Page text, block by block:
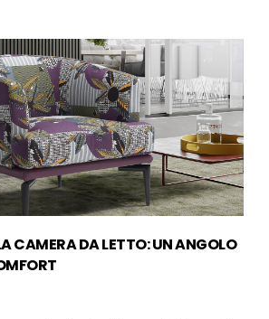
CAMERA DA LETTO: UN ANGOLO